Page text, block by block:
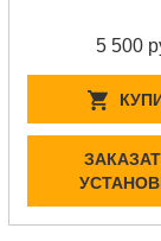
5 500